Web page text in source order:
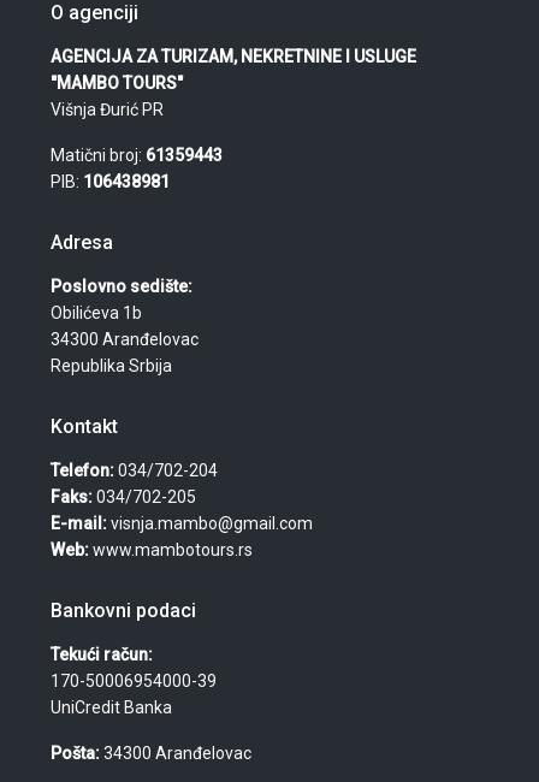
O agenciji
AGENCIJA ZA TURIZAM, NEKRETNINE I USLUGE
"MAMBO TOURS"
Višnja Đurić PR
Matični broj: 61359443
PIB: 106438981
Adresa
Poslovno sedište:
Obilićeva 1b
34300 Aranđelovac
Republika Srbija
Kontakt
Telefon:034/702-204
Faks:034/702-205
E-mail:visnja.mambo@gmail.com
Web:www.mambotours.rs
Bankovni podaci
Tekući račun:
170-50006954000-39
UniCredit Banka
Pošta:34300 Aranđelovac